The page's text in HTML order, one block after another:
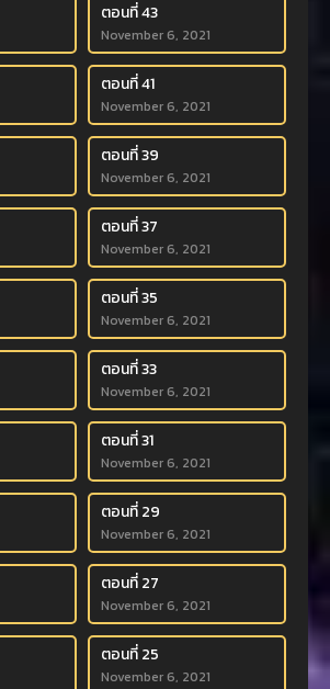
ตอนที่ 43
November 6, 2021
ตอนที่ 41
November 6, 2021
ตอนที่ 39
November 6, 2021
ตอนที่ 37
November 6, 2021
ตอนที่ 35
November 6, 2021
ตอนที่ 33
November 6, 2021
ตอนที่ 31
November 6, 2021
ตอนที่ 29
November 6, 2021
ตอนที่ 27
November 6, 2021
ตอนที่ 25
November 6, 2021